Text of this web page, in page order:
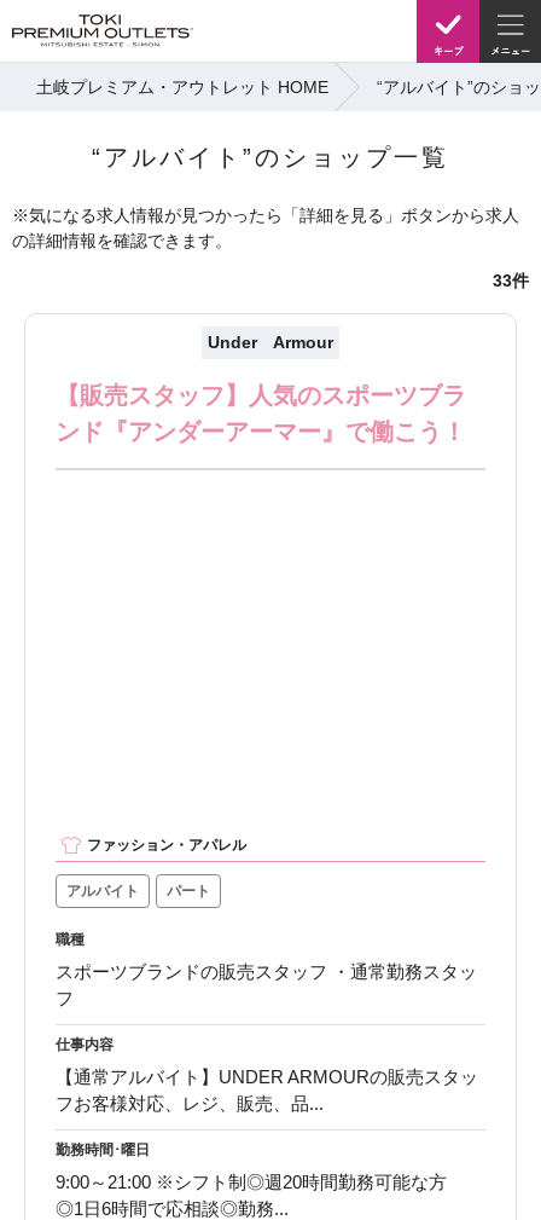
土岐プレミアム・アウトレット HOME “アルバイト”のショ
“アルバイト”のショップ一覧
※気になる求人情報が見つかったら「詳細を見る」ボタンから求人
の詳細情報を確認できます。
33件
Under Armour
【販売スタッフ】人気のスポーツブラ
ンド『アンダーアーマー』で働こう！
ファッション・アパレル
アルバイト パート
職種
スポーツブランドの販売スタッフ ・通常勤務スタッ
フ
仕事内容
【通常アルバイト】UNDER ARMOURの販売スタッ
フお客様対応、レジ、販売、品...
勤務時間･曜日
9:00～21:00 ※シフト制◎週20時間勤務可能な方
◎1日6時間で応相談◎勤務...